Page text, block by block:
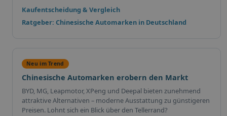
Kaufentscheidung & Vergleich
Ratgeber: Chinesische Automarken in Deutschland
Neu im Trend
Chinesische Automarken erobern den Markt
BYD, MG, Leapmotor, XPeng und Deepal bieten zunehmend
attraktive Alternativen – moderne Ausstattung zu günstigeren
Preisen. Lohnt sich ein Blick über den Tellerrand?